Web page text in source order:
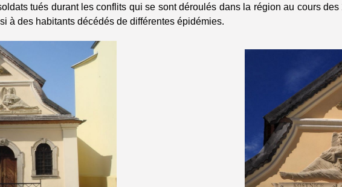
tués durant les conflits qui se sont déroulés dans la région au cours des
à des habitants décédés de différentes épidémies.